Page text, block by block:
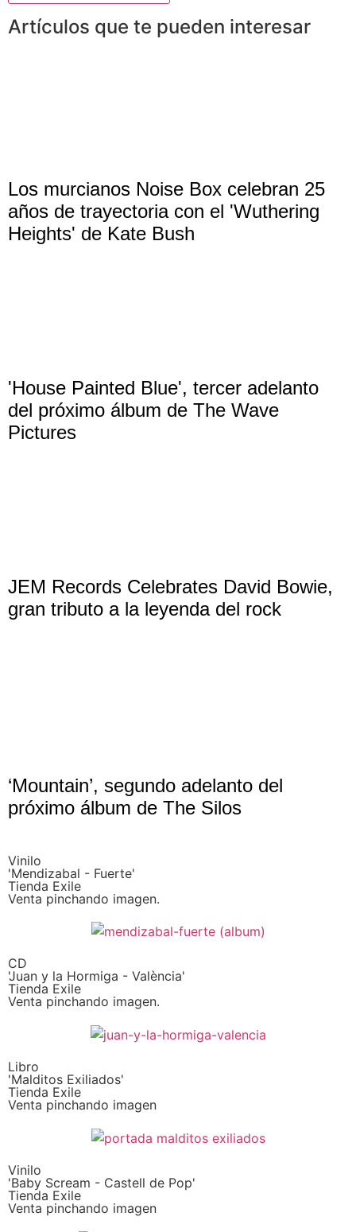
Artículos que te pueden interesar
Los murcianos Noise Box celebran 25
años de trayectoria con el 'Wuthering
Heights' de Kate Bush
'House Painted Blue', tercer adelanto
del próximo álbum de The Wave
Pictures
JEM Records Celebrates David Bowie,
gran tributo a la leyenda del rock
‘Mountain’, segundo adelanto del
próximo álbum de The Silos
Vinilo
'Mendizabal - Fuerte'
Tienda Exile
Venta pinchando imagen.
CD
'Juan y la Hormiga - València'
Tienda Exile
Venta pinchando imagen.
Libro
'Malditos Exiliados'
Tienda Exile
Venta pinchando imagen
Vinilo
'Baby Scream - Castell de Pop'
Tienda Exile
Venta pinchando imagen